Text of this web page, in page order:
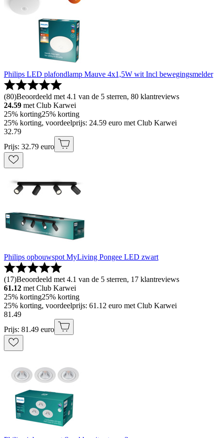
Philips LED plafondlamp Mauve 4x1,5W wit Incl bewegingsmelder
(80)Beoordeeld met 4.1 van de 5 sterren, 80 klantreviews
24.59 met Club Karwei
25% korting25% korting
25% korting, voordeelprijs: 24.59 euro met Club Karwei
32.79
Prijs: 32.79 euro
Philips opbouwspot MyLiving Pongee LED zwart
(17)Beoordeeld met 4.1 van de 5 sterren, 17 klantreviews
61.12 met Club Karwei
25% korting25% korting
25% korting, voordeelprijs: 61.12 euro met Club Karwei
81 .49
Prijs: 81.49 euro